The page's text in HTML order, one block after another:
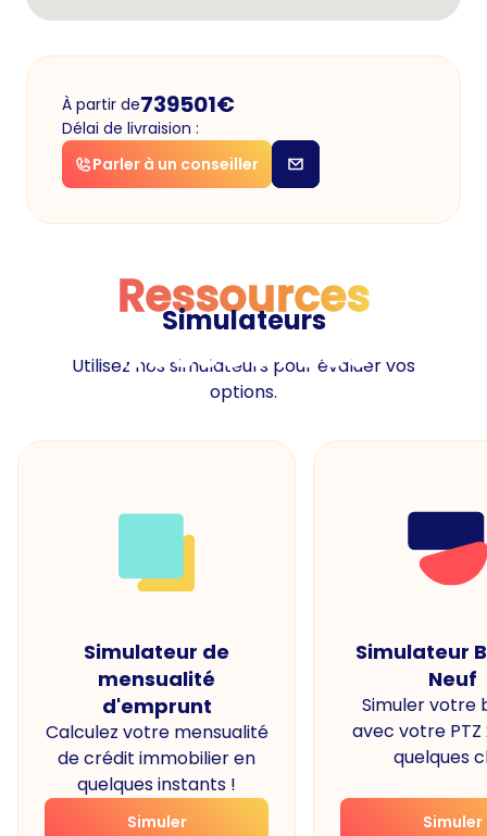
À partir de739501€
Délai de livraision :
Parler à un conseiller
Ressources
Ressources
Simulateurs
Utilisez nos simulateurs pour évaluer vos
options.
Simulateur de
mensualité
d'emprunt
Calculez votre mensualité
de crédit immobilier en
quelques instants !
Simuler
Simulateur
Neuf
Simuler votre
avec votre PTZ
quelques
Simuler